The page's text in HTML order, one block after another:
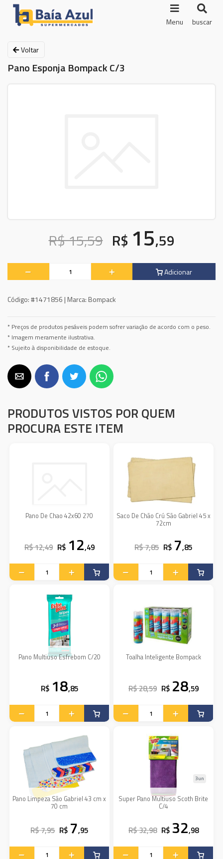
Menu buscar
Voltar
Pano Esponja Bompack C/3
R$ 15,59 R$ 15,59
Adicionar
Código:#1471856 | Marca: Bompack
* Preços de produtos pesáveis podem sofrer variação de acordo com o peso.
* Imagem meramente ilustrativa.
* Sujeito à disponibilidade de estoque.
PRODUTOS VISTOS POR QUEM
PROCURA ESTE ITEM
Pano De Chao 42x60 270
R$ 12,49 R$ 12,49
Saco De Chão Crú São Gabriel 45 x
72cm
R$ 7,85 R$ 7,85
Pano Multiuso Esfrebom C/20
R$ 18,85
Toalha Inteligente Bompack
R$ 28,59 R$ 28,59
Pano Limpeza São Gabriel 43 cm x
70 cm
R$ 7,95 R$ 7,95
Super Pano Multiuso Scoth Brite
C/4
3un
R$ 32,98 R$ 32,98